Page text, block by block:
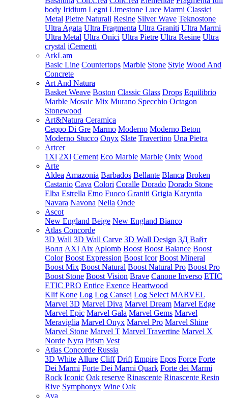
body Iridium Legni Limestone Luce Marmi Classici
Metal Pietre Naturali Resine Silver Wave Teknostone
Ultra Agata Ultra Fragmenta Ultra Graniti Ultra Marmi
Ultra Metal Ultra Onici Ultra Pietre Ultra Resine Ultra
crystal iCementi
ArkLam
Basic Line Countertops Marble Stone Style Wood And
Concrete
Art And Natura
Basket Weave Boston Classic Glass Drops Equilibrio
Marble Mosaic Mix Murano Specchio Octagon
Stonewood
Art&Natura Ceramica
Ceppo Di Gre Marmo Moderno Moderno Beton
Moderno Stucco Onyx Slate Travertino Una Pietra
Artcer
1Xl 2Xl Cement Eco Marble Marble Onix Wood
Arte
Aldea Amazonia Barbados Bellante Blanca Broken
Castanio Cava Colori Coralle Dorado Dorado Stone
Elba Estrella Etno Fuoco Graniti Grigia Karyntia
Navara Navona Nella Onde
Ascot
New England Beige New England Bianco
Atlas Concorde
3D Wall 3D Wall Carve 3D Wall Design 3Д Вайт
Волл AXI Aix Aplomb Boost Boost Balance Boost
Color Boost Expression Boost Icor Boost Mineral
Boost Mix Boost Natural Boost Natural Pro Boost Pro
Boost Stone Boost Vision Brave Canone Inverso ETIC
ETIC PRO Entice Exence Heartwood
Klif Kone Log Log Cansei Log Select MARVEL
Marvel 3D Marvel Diva Marvel Dream Marvel Edge
Marvel Epic Marvel Gala Marvel Gems Marvel
Meraviglia Marvel Onyx Marvel Pro Marvel Shine
Marvel Stone Marvel T Marvel Travertine Marvel X
Norde Nyra Prism Vest
Atlas Concorde Russia
3D White Allure Cliff Drift Empire Epos Force Forte
Dei Marmi Forte Dei Marmi Quark Forte dei Marmi
Rock Iconic Oak reserve Rinascente Rinascente Resin
Rive Symphonyx Wine Oak
Ava